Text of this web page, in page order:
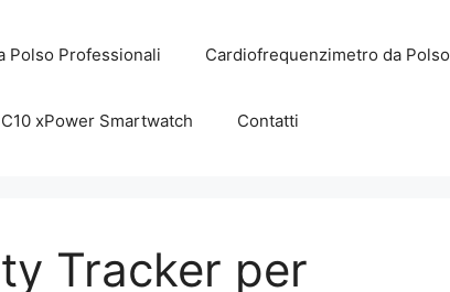
Polso Professionali Cardiofrequenzimetro da Polso
C10 xPower Smartwatch Contatti
Tracker per